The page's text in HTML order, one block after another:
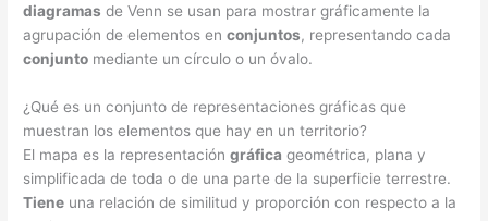
diagramas de Venn se usan para mostrar gráficamente la
agrupación de elementos enconjuntos, representando cada
conjunto mediante un círculo o un óvalo.
¿Qué es un conjunto de representaciones gráficas que
muestran los elementos que hay en un territorio?
El mapa es la representacióngráfica geométrica, plana y
simplificada de toda o de una parte de la superficie terrestre.
Tiene una relación de similitud y proporción con respecto a la